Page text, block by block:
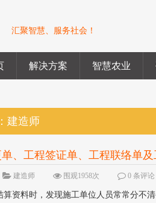
汇聚智慧、服务社会！
解决方案 智慧农业
建造师
、工程签证单、工程联络单及
建造师 围观1958次 0 条评论
算资料时，发现施工单位人员常常分不